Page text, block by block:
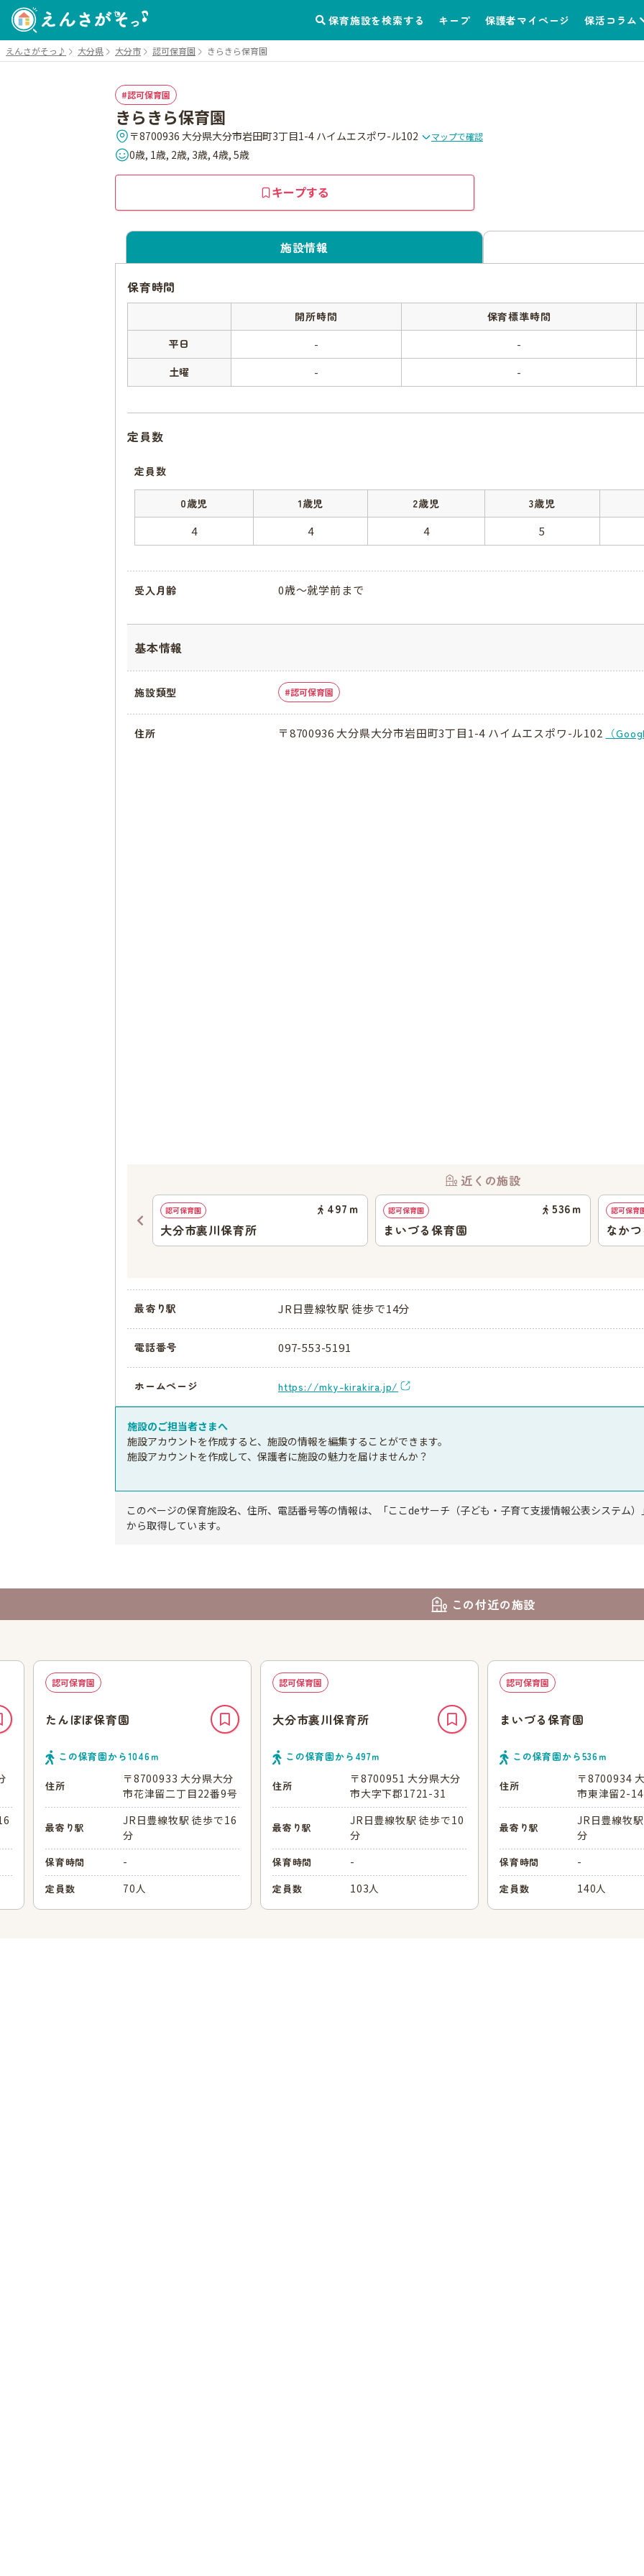
保育施設を検索する キープ 保護者マイページ 保活コラム
えんさがそっ♪ 大分県 大分市 認可保育園 きらきら保育園
認可保育園
きらきら保育園
〒8700936 大分県大分市岩田町3丁目1-4 ハイムエスポワ-ル102 マップで確認
0歳, 1歳, 2歳, 3歳, 4歳, 5歳
キープする
施設情報
保育時間
開所時間 保育標準時間
平日
- -
土曜 - -
定員数
定員数
0歳児 1歳児 2歳児 3歳児
4 4 4 5
受入月齢 0歳～就学前まで
基本情報
施設類型 認可保育園
住所 〒8700936 大分県大分市岩田町3丁目1-4 ハイムエスポワ-ル102 （
近くの施設
認可保育園 497 ｍ
大分市裏川保育所
認可保育園 536ｍ
まいづる保育園
認可保育
なか
最寄り駅 JR日豊線牧駅 徒歩で14分
電話番号 097-553-5191
ホームページ https://mky-kirakira.jp/
施設のご担当者さまへ
施設アカウントを作成すると、施設の情報を編集することができます。
施設アカウントを作成して、保護者に施設の魅力を届けませんか？
このページの保育施設名、住所、電話番号等の情報は、「ここdeサーチ（子ども・子育て支援情報公表システム
から取得しています。
この付近の施設
認可保育園
たんぽぽ保育園
この保育園から1046ｍ
住所
〒8700933 大分県大分
市花津留二丁目22番9号
最寄り駅
JR日豊線牧駅 徒歩で16
分
保育時間 -
定員数 70人
認可保育園
大分市裏川保育所
この保育園から 497ｍ
住所
〒8700951 大分県大分
市大字下郡1721-31
最寄り駅
JR日豊線牧駅 徒歩で10
分
保育時間 -
定員数 103人
認可保育園
まいづる保育園
この保育園から536ｍ
住所
〒8700934
市東津留2-
最寄り駅
JR日豊線牧
分
保育時間 -
定員数 140人